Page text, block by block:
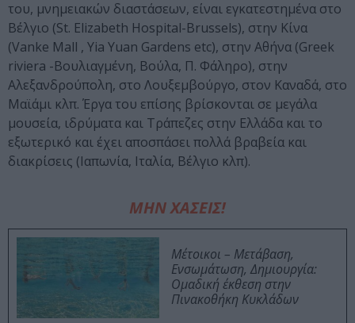
του, μνημειακών διαστάσεων, είναι εγκατεστημένα στο
Βέλγιο (St. Elizabeth Hospital-Brussels), στην Κίνα
(Vanke Mall , Yia Yuan Gardens etc), στην Αθήνα (Greek
riviera -Βουλιαγμένη, Βούλα, Π. Φάληρο), στην
Αλεξανδρούπολη, στο Λουξεμβούργο, στον Καναδά, στο
Μαϊάμι κλπ. Έργα του επίσης βρίσκονται σε μεγάλα
μουσεία, ιδρύματα και Τράπεζες στην Ελλάδα και το
εξωτερικό και έχει αποσπάσει πολλά βραβεία και
διακρίσεις (Ιαπωνία, Ιταλία, Βέλγιο κλπ).
ΜΗΝ ΧΑΣΕΙΣ!
Μέτοικοι – Μετάβαση,
Ενσωμάτωση, Δημιουργία:
Ομαδική έκθεση στην
Πινακοθήκη Κυκλάδων